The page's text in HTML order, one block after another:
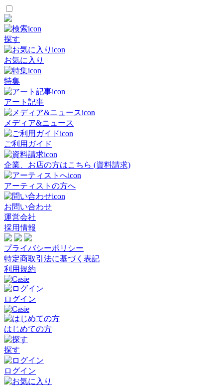
探す
お気に入り
特集
アート記事
メディア&ニュース
ご利用ガイド
企業、お店の方はこちら (資料請求)
アーティストの方へ
お問い合わせ
運営会社
採用情報
プライバシーポリシー
特定商取引法に基づく表記
利用規約
ログイン
はじめての方
探す
ログイン